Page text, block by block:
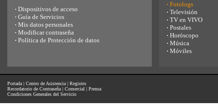
· Dispositivos de acceso
· Guía de Servicios
· Mis datos personales
· Modificar contraseña
· Política de Protección de datos
· Fotologs
· Televisión
· TV en VIVO
· Postales
· Horóscopo
· Música
· Móviles
Portada | Centro de Asistencia | Registro
Recordatorio de Contraseña | Comercial | Prensa
Condiciones Generales del Servicio